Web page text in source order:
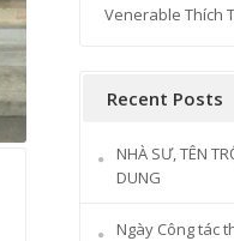
Venerable Thích
Recent Posts
NHÀ SƯ, TÊN
DUNG
Ngày Công tác